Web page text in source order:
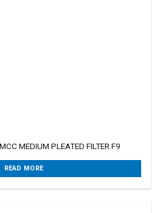
MEDIUM PLEATED FILTER F9
READ MORE